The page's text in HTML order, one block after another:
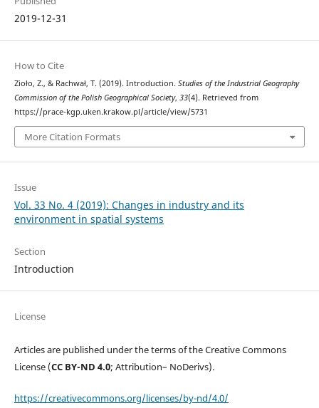
2019-12-31
How to Cite
Zioło, Z., & Rachwał, T. (2019). Introduction. Studies of the Industrial Geography
Commission of the Polish Geographical Society, 33(4). Retrieved from
https://prace-kgp.uken.krakow.pl/article/view/5731
More Citation Formats
Issue
Vol. 33 No. 4 (2019): Changes in industry and its
environment in spatial systems
Section
Introduction
License
Articles are published under the terms of the Creative Commons
License (CC BY-ND 4.0; Attribution– NoDerivs).
https://creativecommons.org/licenses/by-nd/4.0/